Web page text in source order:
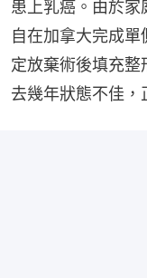
患上乳癌。由於
自在加拿大完成
定放棄術後填充
去幾年狀態不佳，